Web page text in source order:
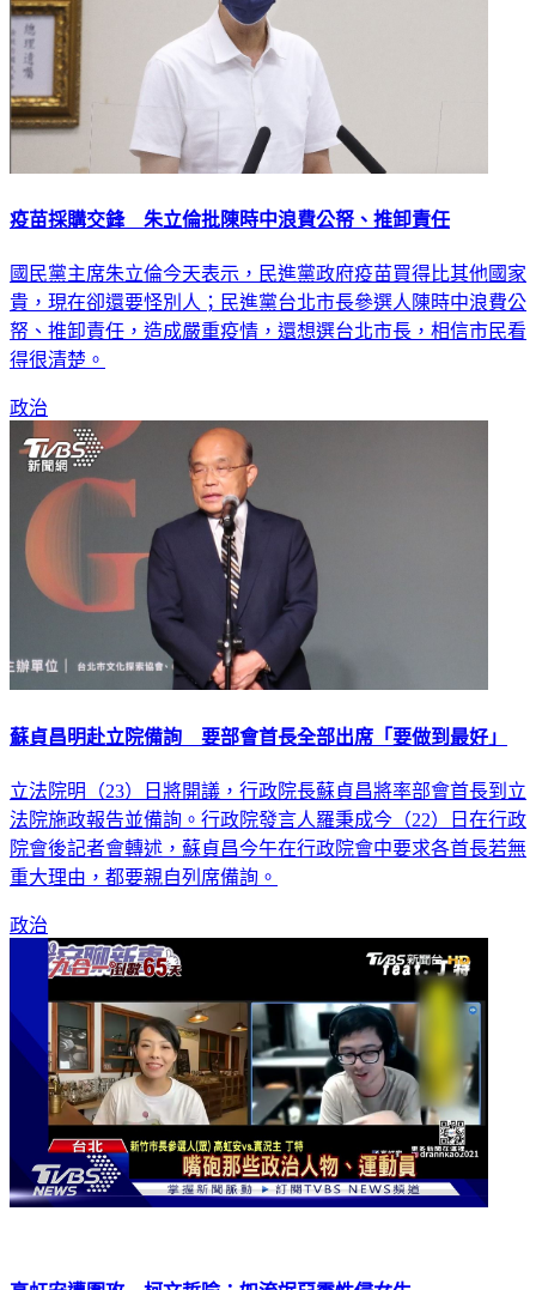
疫苗採購交鋒 朱立倫批陳時中浪費公帑、推卸責任
國民黨主席朱立倫今天表示，民進黨政府疫苗買得比其他國家
貴，現在卻還要怪別人；民進黨台北市長參選人陳時中浪費公
帑、推卸責任，造成嚴重疫情，還想選台北市長，相信市民看
得很清楚。
政治
蘇貞昌明赴立院備詢 要部會首長全部出席「要做到最好」
立法院明（23）日將開議，行政院長蘇貞昌將率部會首長到立
法院施政報告並備詢。行政院發言人羅秉成今（22）日在行政
院會後記者會轉述，蘇貞昌今午在行政院會中要求各首長若無
重大理由，都要親自列席備詢。
政治